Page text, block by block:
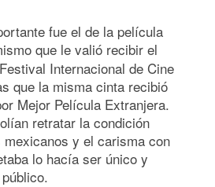
fue el de la película
que le valió recibir el
Internacional de Cine
que la misma cinta recibió
Mejor Película Extranjera.
retratar la condición
y el carisma con
lo hacía ser único y